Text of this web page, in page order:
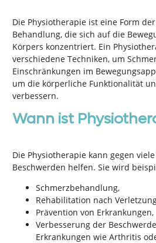
Die Physiotherapie ist eine Form
Behandlung, die sich auf die
Körpers konzentriert. Ein
verschiedene Techniken, um
Einschränkungen im
um die körperliche Funktionalität
verbessern.
Wann ist
Die Physiotherapie kann gegen
Beschwerden helfen. Sie wird
Schmerzbehandlung,
Rehabilitation nach
Prävention von Erkrankungen,
Verbesserung der
Erkrankungen wie Arthritis